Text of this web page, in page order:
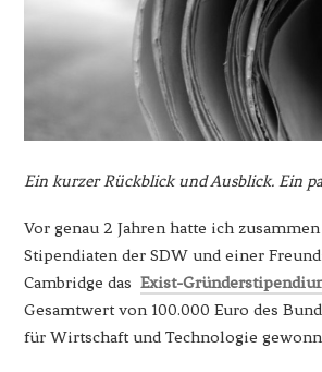
Ein kurzer Rückblick und Ausblick. Ein
Vor genau 2 Jahren hatte ich
Stipendiaten der SDW und einer
Cambridge das Exist-
Gesamtwert von 100.000 Euro des
für Wirtschaft und Technologie